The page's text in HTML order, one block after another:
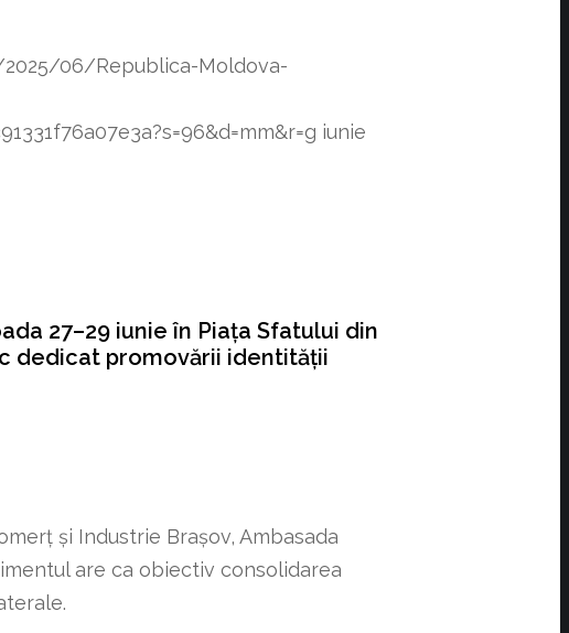
06/Republica-Moldova-
iunie
27–29 iunie în Piața Sfatului din
dedicat promovării identității
și Industrie Brașov, Ambasada
are ca obiectiv consolidarea